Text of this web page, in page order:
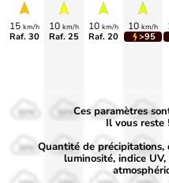
15 km/h
Raf. 30
10 km/h
Raf. 25
10 km/h
Raf. 20
10 km/h
>95
50%
30%
50%
30%
50%
30%
50%
30%
Ces paramètres
Il vous reste
Quantité de précipitations,
luminosité, indice